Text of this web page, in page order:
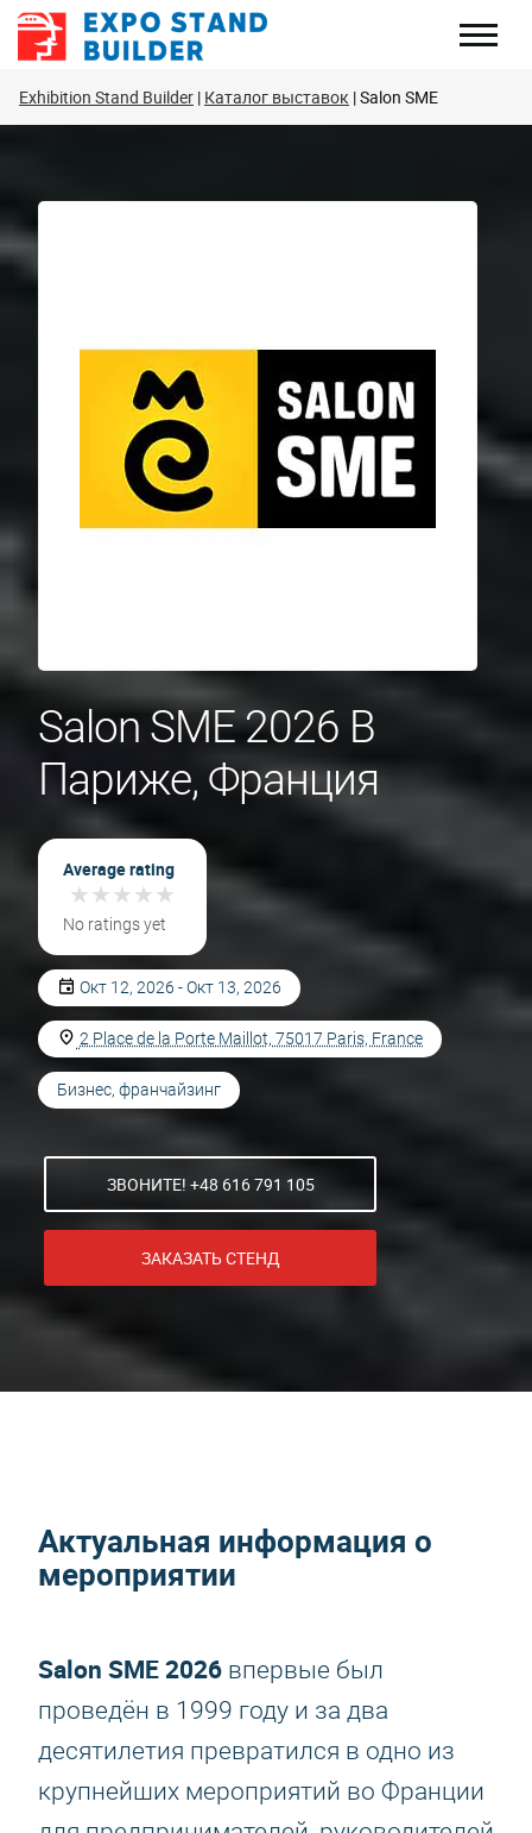
Перейти
Exhibition Stand Builder Каталог выставок Salon SME
Salon SME 2026 В
Париже, Франция
Average rating
★★★★★
★★★★★
No ratings yet
Окт 12, 2026 - Окт 13, 2026
2 Place de la Porte Maillot, 75017 Paris, France
Бизнес, франчайзинг
ЗВОНИТЕ! +48 616 791 105
ЗАКАЗАТЬ СТЕНД
Актуальная информация о
мероприятии
Salon SME 2026 впервые был
проведён в 1999 году и за два
десятилетия превратился в одно из
крупнейших мероприятий во Франции